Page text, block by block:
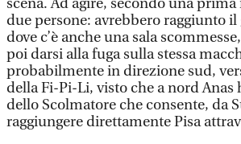
scena. Ad agire, secondo una
due persone: avrebbero raggiunto il
dove c’è anche una sala
poi darsi alla fuga sulla stessa
probabilmente in direzione sud,
della Fi-Pi-Li, visto che a nord Anas
dello Scolmatore che consente, da
raggiungere direttamente Pisa